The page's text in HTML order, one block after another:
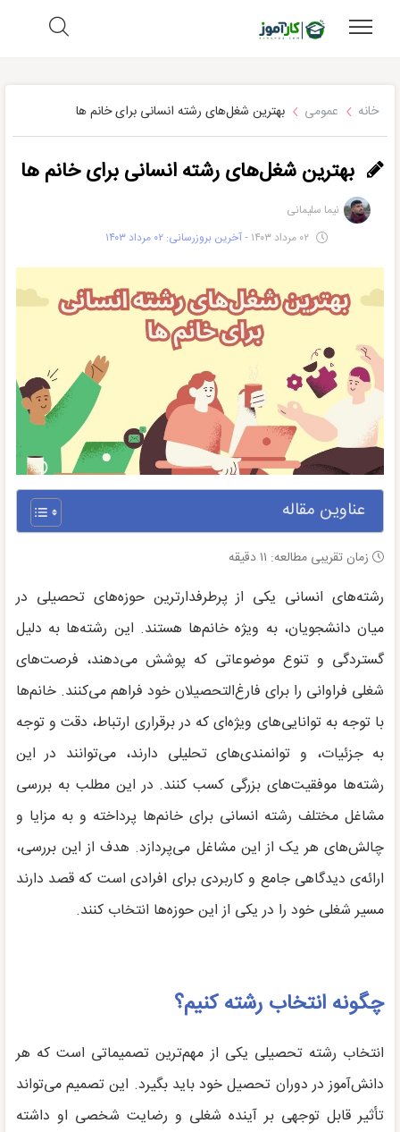
خانه عمومی بهترین شغل‌های رشته انسانی برای خانم ها
بهترین شغل‌های رشته انسانی برای خانم ها
نیما سلیمانی
- آخرین بروزرسانی: ۰۲ مرداد ۱۴۰۳
عناوین مقاله
زمان تقریبی مطالعه: ۱۱دقیقه
رشته‌های انسانی یکی از پرطرفدارترین حوزه‌های تحصیلی در
میان دانشجویان، به ویژه خانم‌ها هستند. این رشته‌ها به دلیل
گستردگی و تنوع موضوعاتی که پوشش می‌دهند، فرصت‌های
شغلی فراوانی را برای فارغ‌التحصیلان خود فراهم می‌کنند. خانم‌ها
با توجه به توانایی‌های ویژه‌ای که در برقراری ارتباط، دقت و توجه
به جزئیات، و توانمندی‌های تحلیلی دارند، می‌توانند در این
رشته‌ها موفقیت‌های بزرگی کسب کنند. در این مطلب به بررسی
مشاغل مختلف رشته انسانی برای خانم‌ها پرداخته و به مزایا و
چالش‌های هر یک از این مشاغل می‌پردازد. هدف از این بررسی،
ارائه‌ی دیدگاهی جامع و کاربردی برای افرادی است که قصد دارند
مسیر شغلی خود را در یکی از این حوزه‌ها انتخاب کنند.
چگونه انتخاب رشته کنیم؟
انتخاب رشته تحصیلی یکی از مهم‌ترین تصمیماتی است که هر
دانش‌آموز در دوران تحصیل خود باید بگیرد. این تصمیم می‌تواند
تأثیر قابل توجهی بر آینده شغلی و رضایت شخصی او داشته